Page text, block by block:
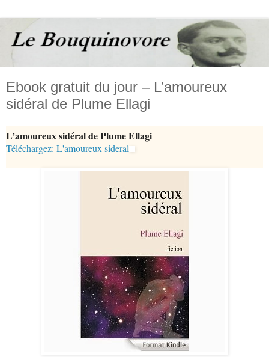
Ebook gratuit du jour – L’amoureux
sidéral de Plume Ellagi
L’amoureux sidéral de Plume Ellagi
Téléchargez: L'amoureux sideral